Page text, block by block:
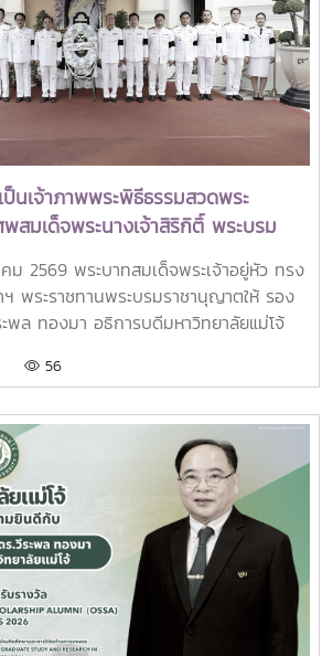
ป็นเจ้าภาพพระพิธีธรรมสวดพระ
สมเด็จพระนางเจ้าสิริกิติ์ พระบรม
าชชนนีพันปีหลวง พร้อมเข้ากราบ
มเด็จพระเจ้าลูกเธอ เจ้าฟ้าพัชรกิติยา
วดี กรมหลวงราชสาริณีสิริพัชร มหา
ม 2569 พระบาทสมเด็จพระเจ้าอยู่หัว ทรง
พระราชทานพระบรมราชานุญาตให้ รอง
พล ทองมา อธิการบดีมหาวิทยาลัยแม่โจ้
คน เป็นเจ้าภาพพระพิธีธรรมสวดพระ
หลวง ณ พระที่นั่งดุสิตมหาปราสาท
ละเข้ากราบถวายบังคมพระศพสมเด็จ
าพัชรกิติยาภา นเรนทิราเทพยวดี กรมหลวง
าวัชรราชธิดา ณ พระที่นั่งพิมานรัตยา
ารเข้าร่วมพิธีในครั้งนี้ นับเป็นพระ
ล้าล้นกระหม่อมแก่คณะผู้บริหาร
ศิษย์เก่า และบุคลากร มหาวิทยาลัยแม่โจ้ที่ได้
ภักดี ถวายความอาลัยและน้อมรำลึกในพระ
หาที่สุดมิได้
| 56